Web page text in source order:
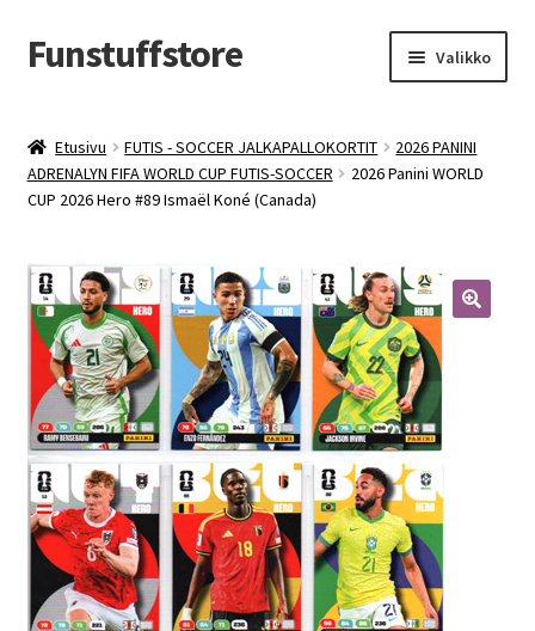
Siirry
navigointiin
Siirry
sisältöön
Funstuffstore Valikko
Etusivu FUTIS - SOCCER JALKAPALLOKORTIT
2026 PANINI
ADRENALYN FIFA WORLD CUP FUTIS-SOCCER
2026 Panini WORLD
CUP 2026 Hero #89 Ismaël Koné (Canada)